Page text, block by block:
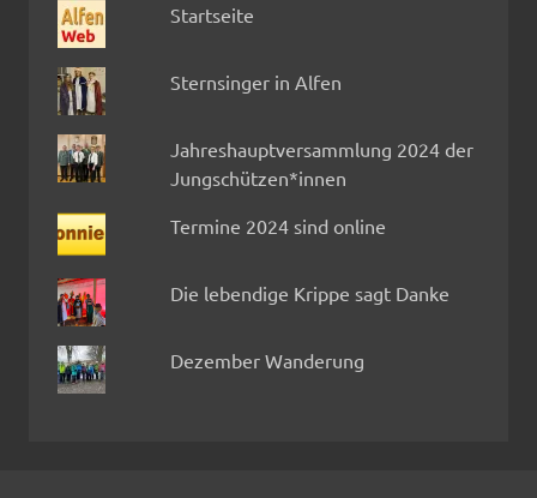
Startseite
Sternsinger in Alfen
Jahreshauptversammlung 2024 der
Jungschützen*innen
Termine 2024 sind online
Die lebendige Krippe sagt Danke
Dezember Wanderung